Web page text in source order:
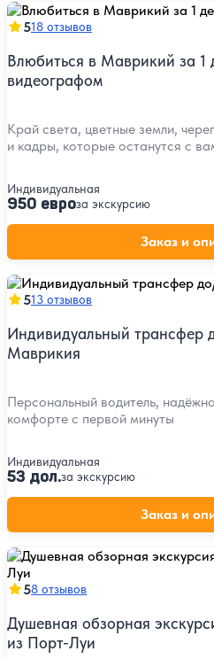
518 отзывов
Влюбиться в Маврикий за 1
видеографом
Край света, цветные земли,
и кадры, которые останутся с
Индивидуальная
950 евроза экскурсию
Заказ и
513 отзывов
Индивидуальный трансфер
Маврикия
Персональный водитель,
комфорте с первой минуты
Индивидуальная
53 дол.за экскурсию
Заказ и
58 отзывов
Душевная обзорная
из Порт-Луи